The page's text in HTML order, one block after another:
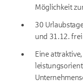
Möglichkeit
30
und 31.12. frei
Eine